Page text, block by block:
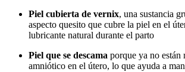
Piel cubierta de vernix, una sustancia
aspecto quesito que cubre la piel en el
lubricante natural durante el parto
Piel que se descama porque ya no están
amniótico en el útero, lo que ayuda a